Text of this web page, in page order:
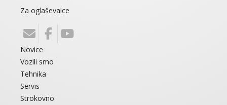
Za oglaševalce
Novice
Vozili smo
Tehnika
Servis
Strokovno